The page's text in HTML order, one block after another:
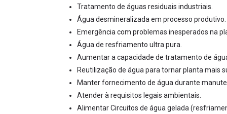
Tratamento de águas residuais industriais.
Água desmineralizada em processo produtivo.
Emergência com problemas inesperados na
Água de resfriamento ultra pura.
Aumentar a capacidade de tratamento de
Reutilização de água para tornar planta mais
Manter fornecimento de água durante
Atender à requisitos legais ambientais.
Alimentar Circuitos de água gelada